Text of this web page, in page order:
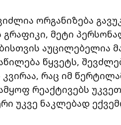
ორგანიზება
გრაფიკი, მეტი
აუცილებელია
წყვეტს,
კვირაა, რაც იმ
რეაქტივებს
უკვე ნაკლებად